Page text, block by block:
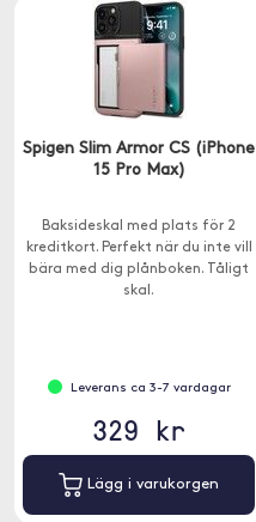
Spigen Slim Armor CS (iPhone
15 Pro Max)
Baksideskal med plats för 2
kreditkort. Perfekt när du inte vill
bära med dig plånboken. Tåligt
skal.
Leverans ca 3-7 vardagar
329 kr
Lägg i varukorgen